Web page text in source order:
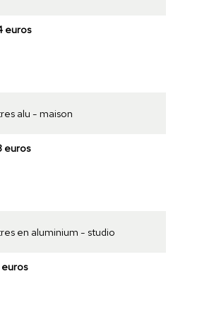
euros
alu - maison
euros
en aluminium - studio